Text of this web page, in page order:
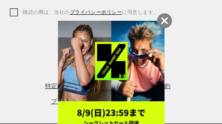
アクセサリー
レギンス＆タイツ
シューズ
購読の際は、当社のプライバシーポリシーに同意します。
特定商取引法に基づく通販の表記 会員規約
プライバシーポリシー